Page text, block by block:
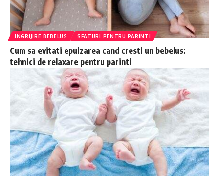
INGRIJIRE BEBELUS SFATURI PENTRU PARINTI
Cum sa evitati epuizarea cand cresti un bebelus:
tehnici de relaxare pentru parinti